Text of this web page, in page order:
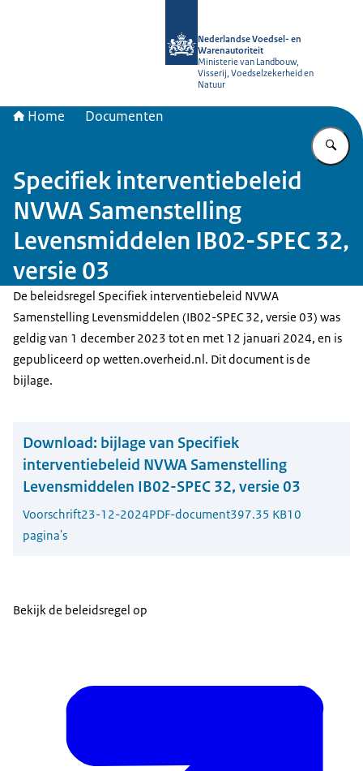
Nederlandse Voedsel- en
Warenautoriteit
Ministerie van Landbouw,
Visserij, Voedselzekerheid en
Natuur
Home Documenten
Specifiek interventiebeleid
NVWA Samenstelling
Levensmiddelen IB02-SPEC 32,
versie 03
De beleidsregel Specifiek interventiebeleid NVWA
Samenstelling Levensmiddelen (IB02-SPEC 32, versie 03) was
geldig van 1 december 2023 tot en met 12 januari 2024, en is
gepubliceerd op wetten.overheid.nl. Dit document is de
bijlage.
Download: bijlage van Specifiek
interventiebeleid NVWA Samenstelling
Levensmiddelen IB02-SPEC 32, versie 03
Voorschrift23-12-2024PDF-document397.35 KB10
pagina's
Bekijk de beleidsregel op